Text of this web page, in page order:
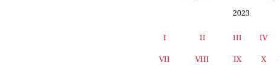
2023
I II III IV
VII VIII IX X